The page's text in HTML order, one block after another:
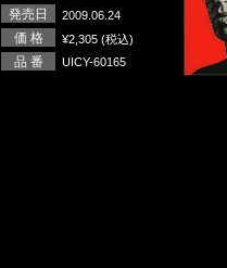
発売日
2009.06.24
価 格 ¥2,305 (税込)
品 番 UICY-60165